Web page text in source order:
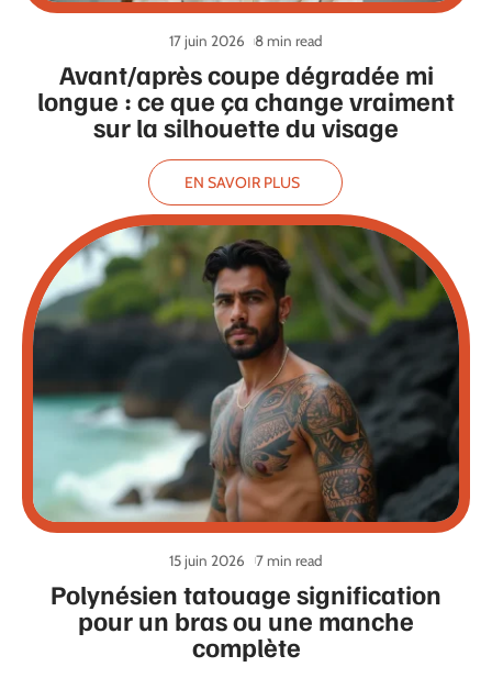
Avant/après coupe dégradée mi
longue : ce que ça change vraiment
sur la silhouette du visage
17 juin 2026 8 min read
EN SAVOIR PLUS
Polynésien tatouage signification
pour un bras ou une manche
complète
15 juin 2026 7 min read